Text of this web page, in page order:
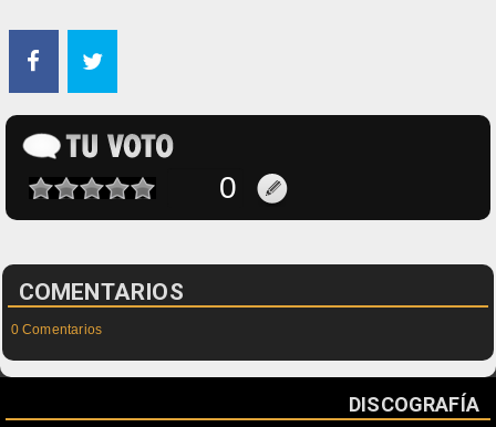
COMENTARIOS
0 Comentarios
DISCOGRAFÍA